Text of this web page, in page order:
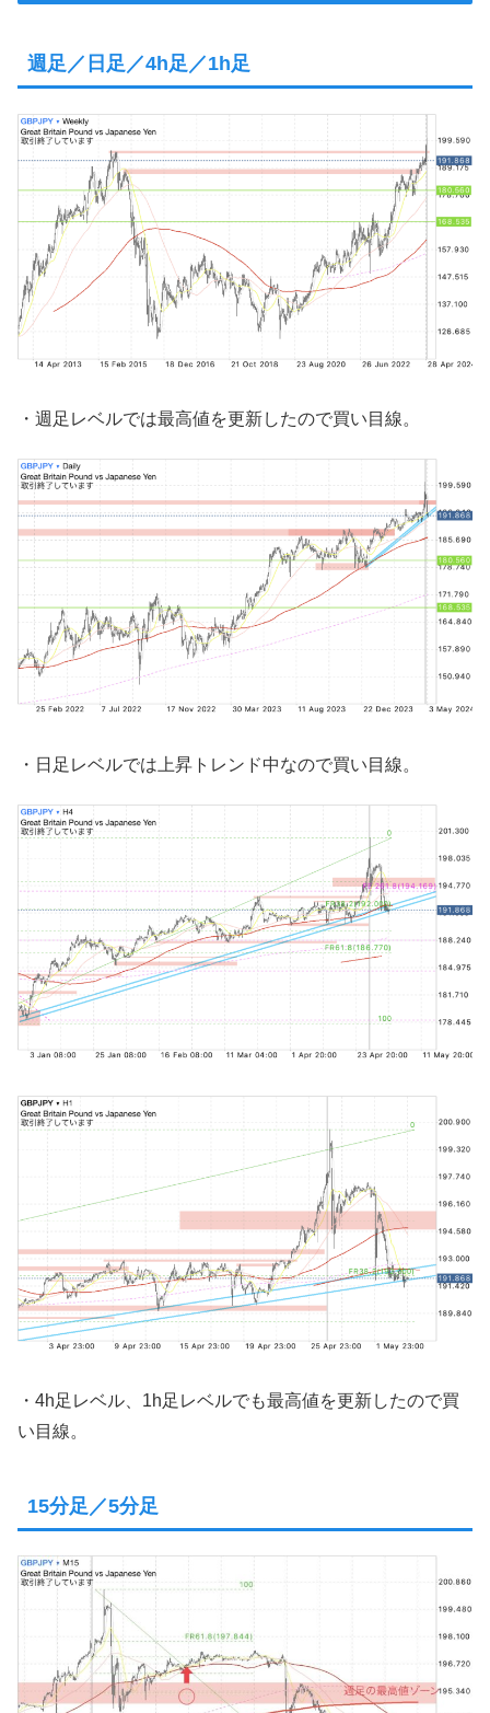
週足／日足／4h足／1h足
・週足レベルでは最高値を更新したので買い目線。
・日足レベルでは上昇トレンド中なので買い目線。
・4h足レベル、1h足レベルでも最高値を更新したので買
い目線。
15分足／5分足